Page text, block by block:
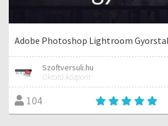
Adobe Photoshop Lightroom
Szoftversuli.hu
Oktató központ
104